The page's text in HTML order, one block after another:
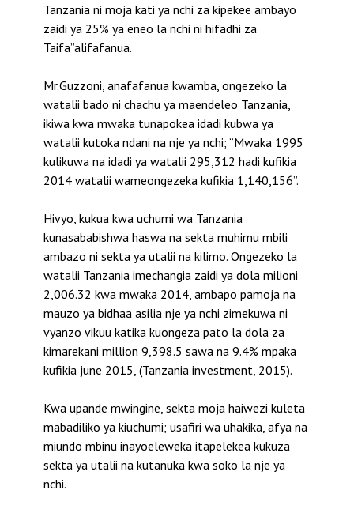
Tanzania ni moja kati ya nchi za kipekee ambayo
zaidi ya 25% ya eneo la nchi ni hifadhi za
Taifa”alifafanua.
Mr.Guzzoni, anafafanua kwamba, ongezeko la
watalii bado ni chachu ya maendeleo Tanzania,
ikiwa kwa mwaka tunapokea idadi kubwa ya
watalii kutoka ndani na nje ya nchi; “Mwaka 1995
kulikuwa na idadi ya watalii 295,312 hadi kufikia
2014 watalii wameongezeka kufikia 1,140,156”.
Hivyo, kukua kwa uchumi wa Tanzania
kunasababishwa haswa na sekta muhimu mbili
ambazo ni sekta ya utalii na kilimo. Ongezeko la
watalii Tanzania imechangia zaidi ya dola milioni
2,006.32 kwa mwaka 2014, ambapo pamoja na
mauzo ya bidhaa asilia nje ya nchi zimekuwa ni
vyanzo vikuu katika kuongeza pato la dola za
kimarekani million 9,398.5 sawa na 9.4% mpaka
kufikia june 2015, (Tanzania investment, 2015).
Kwa upande mwingine, sekta moja haiwezi kuleta
mabadiliko ya kiuchumi; usafiri wa uhakika, afya na
miundo mbinu inayoeleweka itapelekea kukuza
sekta ya utalii na kutanuka kwa soko la nje ya
nchi.